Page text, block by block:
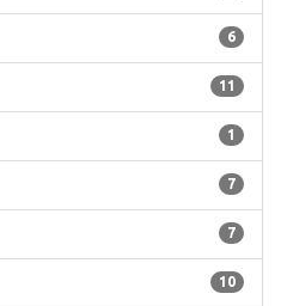
6
11
1
7
7
10